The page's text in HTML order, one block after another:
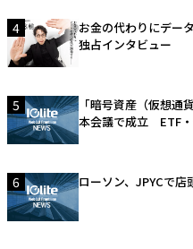
4
お金の代わりにデー
独占インタビュー
5
「暗号資産（仮想通
本会議で成立 ETF
6 ローソン、JPYCで